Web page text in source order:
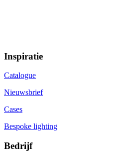
Inspiratie
Catalogue
Nieuwsbrief
Cases
Bespoke lighting
Bedrijf